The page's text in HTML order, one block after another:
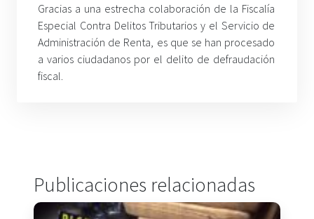
Gracias a una estrecha colaboración de la Fiscalía
Especial Contra Delitos Tributarios y el Servicio de
Administración de Renta, es que se han procesado
a varios ciudadanos por el delito de defraudación
fiscal.
Publicaciones relacionadas